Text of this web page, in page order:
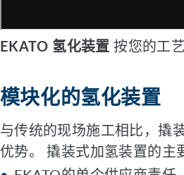
EKATO 氢化装置 按您的工
模块化的氢化装置
与传统的现场施工相比，撬
优势。 撬装式加氢装置的主